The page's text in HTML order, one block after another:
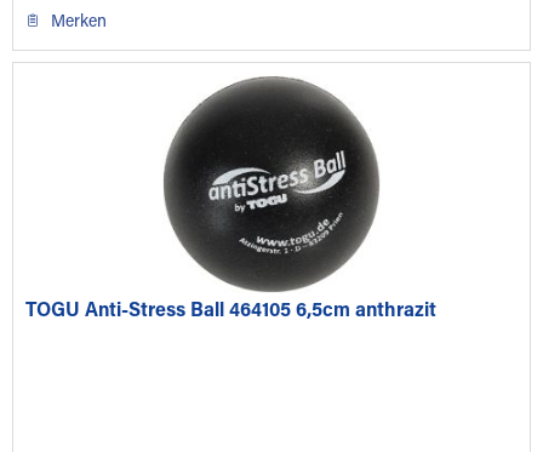
Merken
TOGU Anti-Stress Ball 464105 6,5cm anthrazit